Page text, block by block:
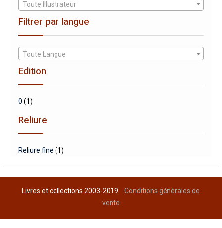
Toute Illustrateur
Filtrer par langue
Toute Langue
Edition
0 (1)
Reliure
Reliure fine (1)
Livres et collections 2003-2019Conditions générales de
vente